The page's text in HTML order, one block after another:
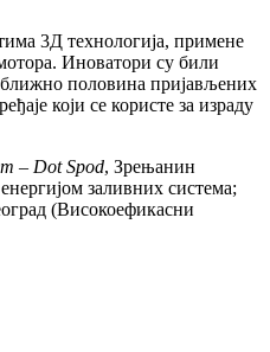
3Д технологија, примене
Иноватори су били
половина пријављених
који се користе за израду
– Dot Spod, Зрењанин
заливних система;
(Високоефикасни